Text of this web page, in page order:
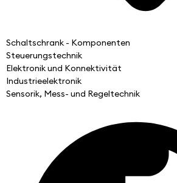
Schaltschrank - Komponenten
Steuerungstechnik
Elektronik und Konnektivität
Industrieelektronik
Sensorik, Mess- und Regeltechnik